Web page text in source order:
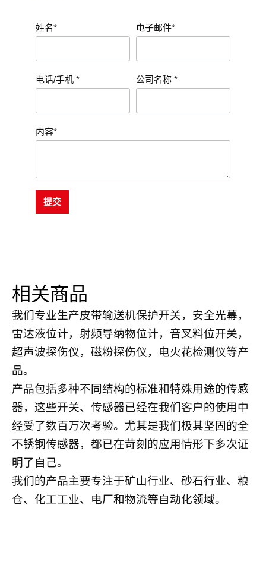
姓名* 电子邮件*
电话/手机 * 公司名称 *
内容*
提交
相关商品
我们专业生产皮带输送机保护开关，安全光幕，
雷达液位计，射频导纳物位计，音叉料位开关，
超声波探伤仪，磁粉探伤仪，电火花检测仪等产
品。
产品包括多种不同结构的标准和特殊用途的传感
器，这些开关、传感器已经在我们客户的使用中
经受了数百万次考验。尤其是我们极其坚固的全
不锈钢传感器，都已在苛刻的应用情形下多次证
明了自己。
我们的产品主要专注于矿山行业、砂石行业、粮
仓、化工工业、电厂和物流等自动化领域。